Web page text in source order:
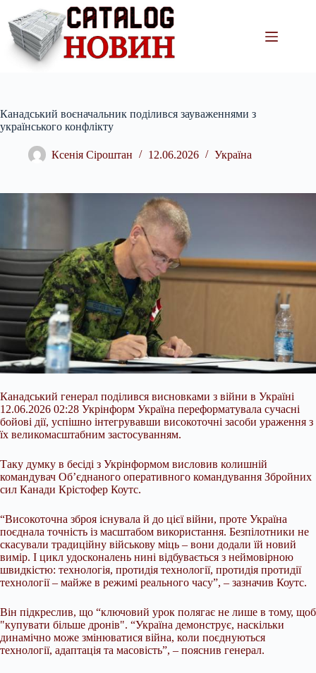
вмісту
Канадський воєначальник поділився зауваженнями з
українського конфлікту
Ксенія Сіроштан 12.06.2026 Україна
Канадський генерал поділився висновками з війни в Україні
12.06.2026 02:28 Укрінформ Україна переформатувала сучасні
бойові дії, успішно інтегрувавши високоточні засоби ураження з
їх великомасштабним застосуванням.
Таку думку в бесіді з Укрінформом висловив колишній
командувач Об’єднаного оперативного командування Збройних
сил Канади Крістофер Коутс.
“Високоточна зброя існувала й до цієї війни, проте Україна
поєднала точність із масштабом використання. Безпілотники не
скасували традиційну військову міць – вони додали їй новий
вимір. І цикл удосконалень нині відбувається з неймовірною
швидкістю: технологія, протидія технології, протидія протидії
технології – майже в режимі реального часу”, – зазначив Коутс.
Він підкреслив, що “ключовий урок полягає не лише в тому, щоб
"купувати більше дронів". “Україна демонструє, наскільки
динамічно може змінюватися війна, коли поєднуються
технології, адаптація та масовість”, – пояснив генерал.